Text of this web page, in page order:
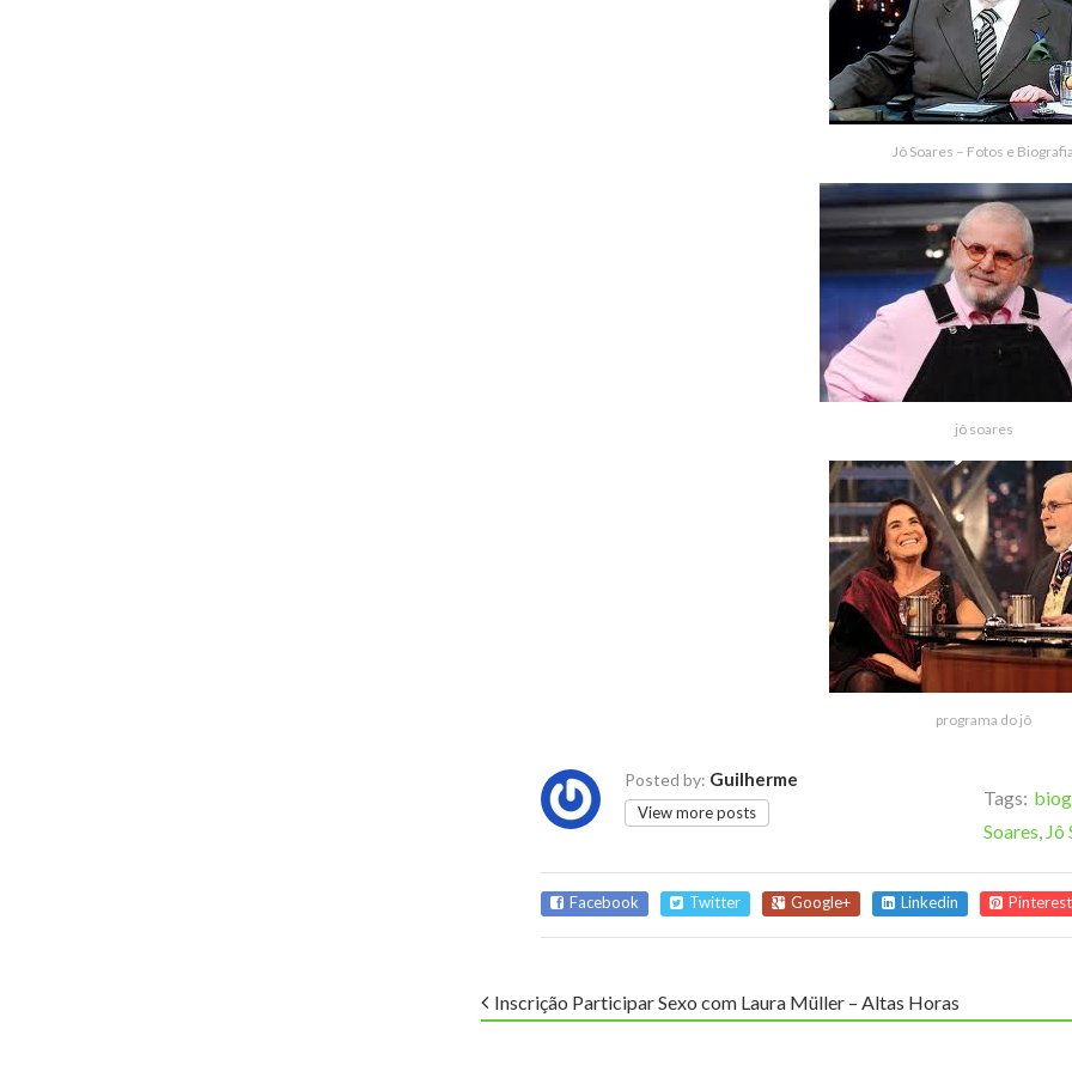
Jô Soares – Fotos e
jô soares
programa do jô
Posted by: Guilherme
View more posts
Tags:
Soares, Jô
Facebook Twitter Google+ Linkedin Pinterest
Inscrição Participar Sexo com Laura Müller – Altas Horas